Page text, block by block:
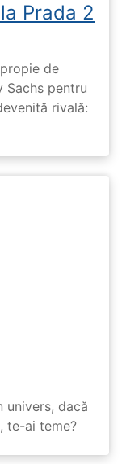
Prada 2
de
Sachs pentru
rivală:
univers, dacă
te-ai teme?